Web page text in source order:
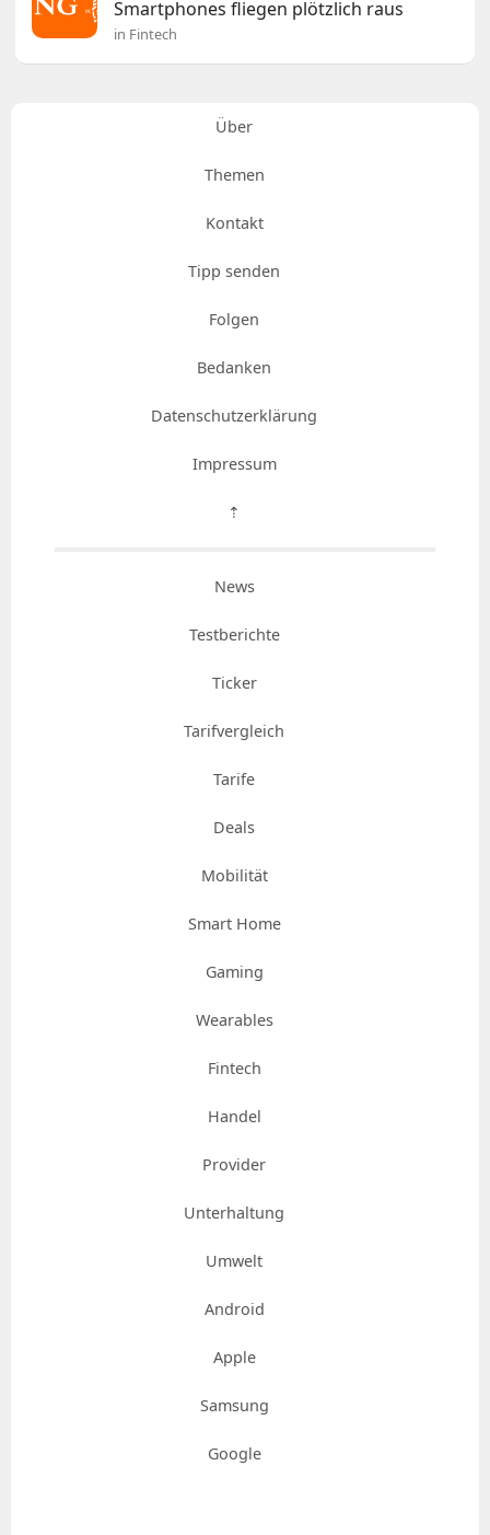
Smartphones fliegen plötzlich raus
in Fintech
Über
Themen
Kontakt
Tipp senden
Folgen
Bedanken
Datenschutzerklärung
Impressum
⇡
News
Testberichte
Ticker
Tarifvergleich
Tarife
Deals
Mobilität
Smart Home
Gaming
Wearables
Fintech
Handel
Provider
Unterhaltung
Umwelt
Android
Apple
Samsung
Google